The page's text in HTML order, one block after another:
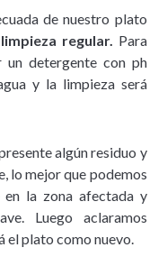
de nuestro plato
regular. Para
un detergente con ph
y la limpieza será
algún residuo y
lo mejor que podemos
en la zona afectada y
Luego aclaramos
el plato como nuevo.